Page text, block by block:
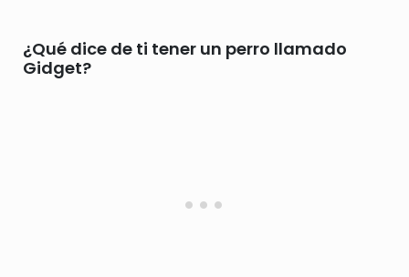
¿Qué dice de ti tener un perro llamado
Gidget?